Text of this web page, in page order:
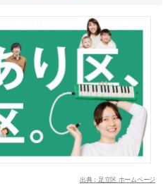
出典：足立区 ホームページ